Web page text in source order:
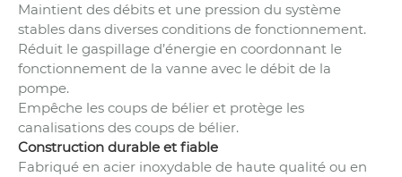
Maintient des débits et une pression du système
stables dans diverses conditions de fonctionnement.
Réduit le gaspillage d’énergie en coordonnant le
fonctionnement de la vanne avec le débit de la
pompe.
Empêche les coups de bélier et protège les
canalisations des coups de bélier.
Construction durable et fiable
Fabriqué en acier inoxydable de haute qualité ou en